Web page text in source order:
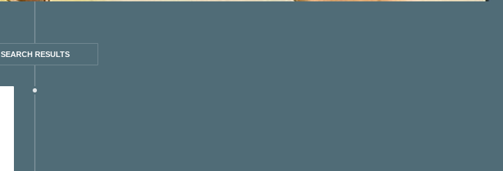
SEARCH RESULTS